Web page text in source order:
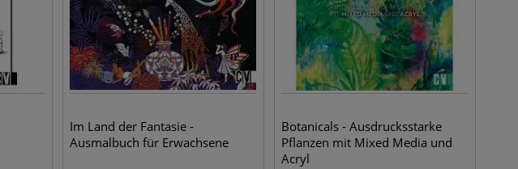
Im Land der Fantasie -
Ausmalbuch für Erwachsene
Botanicals - Ausdrucksstarke
Pflanzen mit Mixed Media und
Acryl